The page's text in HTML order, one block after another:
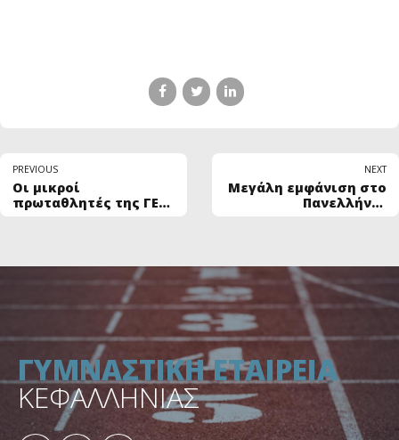
PREVIOUS
Οι μικροί
πρωταθλητές της ΓΕΚ
NEXT
Μεγάλη εμφάνιση στο
Πανελλήνιο
ΓΥΜΝΑΣΤΙΚΗ ΕΤΑΙΡΕΙΑ
ΚΕΦΑΛΛΗΝΙΑΣ